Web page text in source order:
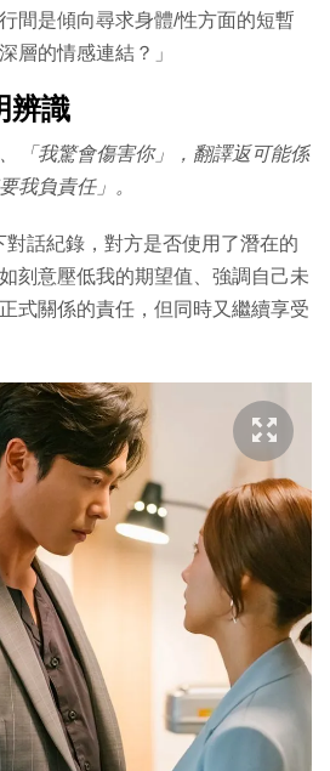
間是傾向尋求身體/性方面的短暫
層的情感連結？」
辨識
「我驚會傷害你」，翻譯返可能係
我負責任」。
對話紀錄，對方是否使用了潛在的
刻意壓低我的期望值、強調自己未
式關係的責任，但同時又繼續享受